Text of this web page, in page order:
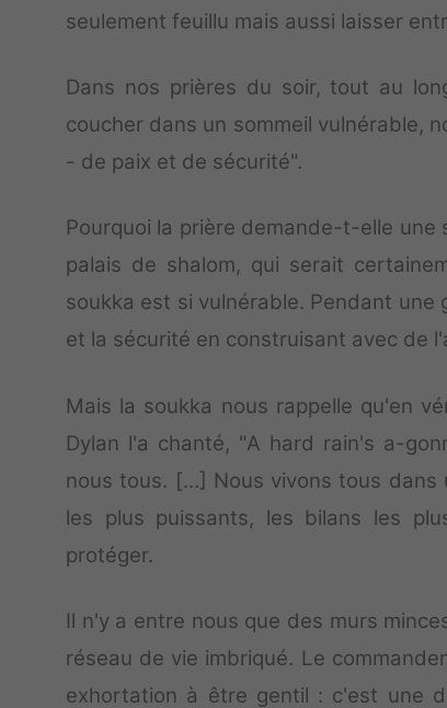
seulement feuillu mais aussi laisser
Dans nos prières du soir, tout au
coucher dans un sommeil vulnérable,
- de paix et de sécurité".
Pourquoi la prière demande-t-elle
palais de shalom, qui serait
soukka est si vulnérable. Pendant
et la sécurité en construisant avec de
Mais la soukka nous rappelle qu'en
Dylan l'a chanté, "A hard rain's a-
nous tous. […] Nous vivons tous dans
les plus puissants, les bilans les
protéger.
Il n'y a entre nous que des murs
réseau de vie imbriqué. Le
exhortation à être gentil : c'est une